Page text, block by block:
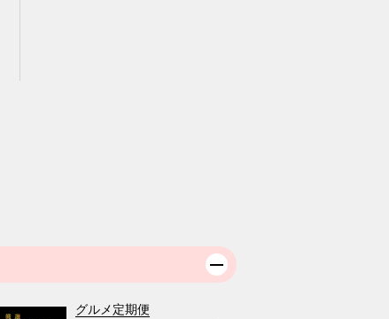
グルメ定期便